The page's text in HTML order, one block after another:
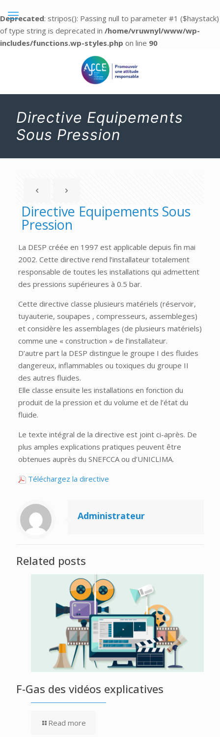
Deprecated: stripos(): Passing null to parameter #1 ($haystack)
of type string is deprecated in /home/vruwnyl/www/wp-
includes/functions.wp-styles.php on line 90
Directive Equipements
Sous Pression
Directive Equipements Sous
Pression
La DESP créée en 1997 est applicable depuis fin mai
2002. Cette directive rend l’installateur totalement
responsable de toutes les installations qui admettent
des pressions supérieures à 0.5 bar.
Cette directive classe plusieurs matériels (réservoir,
tuyauterie, soupapes , compresseurs, assembleges)
et considère les assemblages (de plusieurs matériels)
comme une « construction » de l’installateur.
D’autre part la DESP distingue le groupe I des fluides
dangereux, inflammables ou toxiques du groupe II
des autres fluides.
Elle classe ensuite les installations en fonction du
produit de la pression et du volume et de l’état du
fluide.
Le texte intégral de la directive est joint ci-après. De
plus amples explications pratiques peuvent être
obtenues auprès du SNEFCCA ou d’UNICLIMA.
Téléchargez la directive
Administrateur
Related posts
F-Gas des vidéos explicatives
Read more